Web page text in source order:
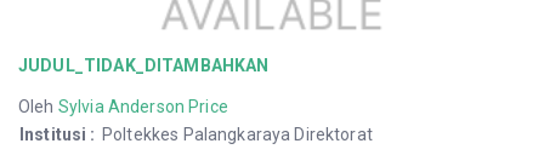
JUDUL_TIDAK_DITAMBAHKAN
Oleh Sylvia Anderson Price
Institusi : Poltekkes Palangkaraya Direktorat